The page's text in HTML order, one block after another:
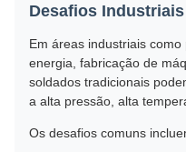
Desafios Industriais
Em áreas industriais
energia, fabricação de
soldados tradicionais
a alta pressão, alta
Os desafios comuns